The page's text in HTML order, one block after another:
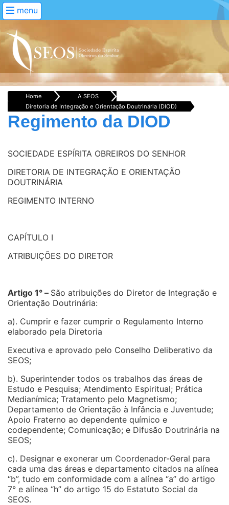
menu
Home
A SEOS
Diretoria de Integração e Orientação Doutrinária (DIOD)
Regimento da DIOD
SOCIEDADE ESPÍRITA OBREIROS DO SENHOR
DIRETORIA DE INTEGRAÇÃO E ORIENTAÇÃO
DOUTRINÁRIA
REGIMENTO INTERNO
CAPÍTULO I
ATRIBUIÇÕES DO DIRETOR
Artigo 1° – São atribuições do Diretor de Integração e
Orientação Doutrinária:
a). Cumprir e fazer cumprir o Regulamento Interno
elaborado pela Diretoria
Executiva e aprovado pelo Conselho Deliberativo da
SEOS;
b). Superintender todos os trabalhos das áreas de
Estudo e Pesquisa; Atendimento Espiritual; Prática
Medianímica; Tratamento pelo Magnetismo;
Departamento de Orientação à Infância e Juventude;
Apoio Fraterno ao dependente químico e
codependente; Comunicação; e Difusão Doutrinária na
SEOS;
c). Designar e exonerar um Coordenador-Geral para
cada uma das áreas e departamento citados na alínea
“b”, tudo em conformidade com a alínea “a” do artigo
7° e alínea “h” do artigo 15 do Estatuto Social da
SEOS.